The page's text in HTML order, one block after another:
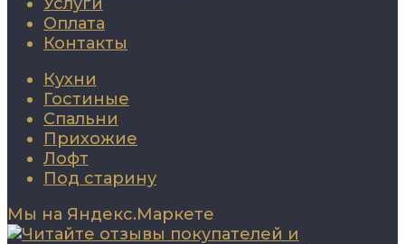
Оплата
Контакты
Кухни
Гостиные
Спальни
Прихожие
Лофт
Под старину
Мы на Яндекс.Маркете